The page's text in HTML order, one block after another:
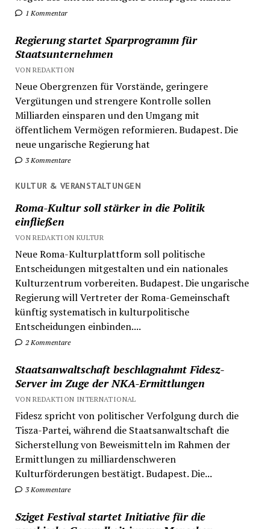
1 Kommentar
Regierung startet Sparprogramm für
Staatsunternehmen
VON REDAKTION
Neue Obergrenzen für Vorstände, geringere
Vergütungen und strengere Kontrolle sollen
Milliarden einsparen und den Umgang mit
öffentlichem Vermögen reformieren. Budapest. Die
neue ungarische Regierung hat
3 Kommentare
KULTUR & VERANSTALTUNGEN
Roma-Kultur soll stärker in die Politik
einfließen
VON REDAKTION KULTUR
Neue Roma-Kulturplattform soll politische
Entscheidungen mitgestalten und ein nationales
Kulturzentrum vorbereiten. Budapest. Die ungarische
Regierung will Vertreter der Roma-Gemeinschaft
künftig systematisch in kulturpolitische
Entscheidungen einbinden....
2 Kommentare
Staatsanwaltschaft beschlagnahmt Fidesz-
Server im Zuge der NKA-Ermittlungen
VON REDAKTION INTERNATIONAL
Fidesz spricht von politischer Verfolgung durch die
Tisza-Partei, während die Staatsanwaltschaft die
Sicherstellung von Beweismitteln im Rahmen der
Ermittlungen zu milliardenschweren
Kulturförderungen bestätigt. Budapest. Die...
3 Kommentare
Sziget Festival startet Initiative für die